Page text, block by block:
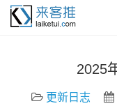
2025
更新日志